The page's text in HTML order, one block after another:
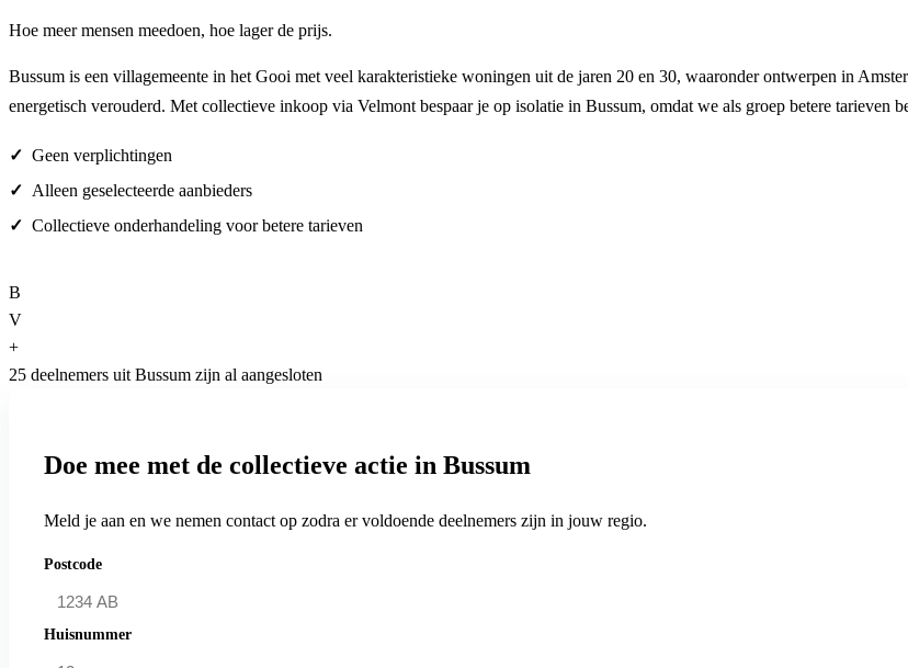
Hoe meer mensen meedoen, hoe lager de prijs.
Bussum is een villagemeente in het Gooi met veel karakteristieke woningen uit de jaren 20 en 30, waaronder ontwerpen in
energetisch verouderd. Met collectieve inkoop via Velmont bespaar je op isolatie in Bussum, omdat we als groep betere tarieven
Geen verplichtingen
Alleen geselecteerde aanbieders
Collectieve onderhandeling voor betere tarieven
B
V
+
25 deelnemers uit Bussum zijn al aangesloten
Doe mee met de collectieve actie in Bussum
Meld je aan en we nemen contact op zodra er voldoende deelnemers zijn in jouw regio.
Postcode
Huisnummer